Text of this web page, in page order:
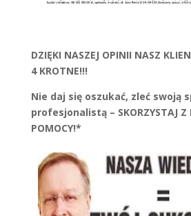
DZIĘKI NASZEJ OPINII NASZ
4 KROTNE!!!
Nie daj się oszukać, zleć swoją
profesjonalistą – SKORZYSTAJ Z
POMOCY!*